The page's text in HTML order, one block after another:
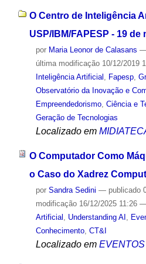
O Centro de Inteligência
USP/IBM/FAPESP - 19
por Maria Leonor de Calasans
última modificação10/12/2019
Inteligência Artificial
Fapesp,
Observatório da Inovação e
Empreendedorismo, Ciência e
Geração de Tecnologias
Localizado em
O Computador Como
o Caso do Xadrez
por Sandra Sedini — publicado
modificação16/12/2025 11:26 —
Artificial , Understanding AI ,
Conhecimento, CT&I
Localizado em EVENTOS